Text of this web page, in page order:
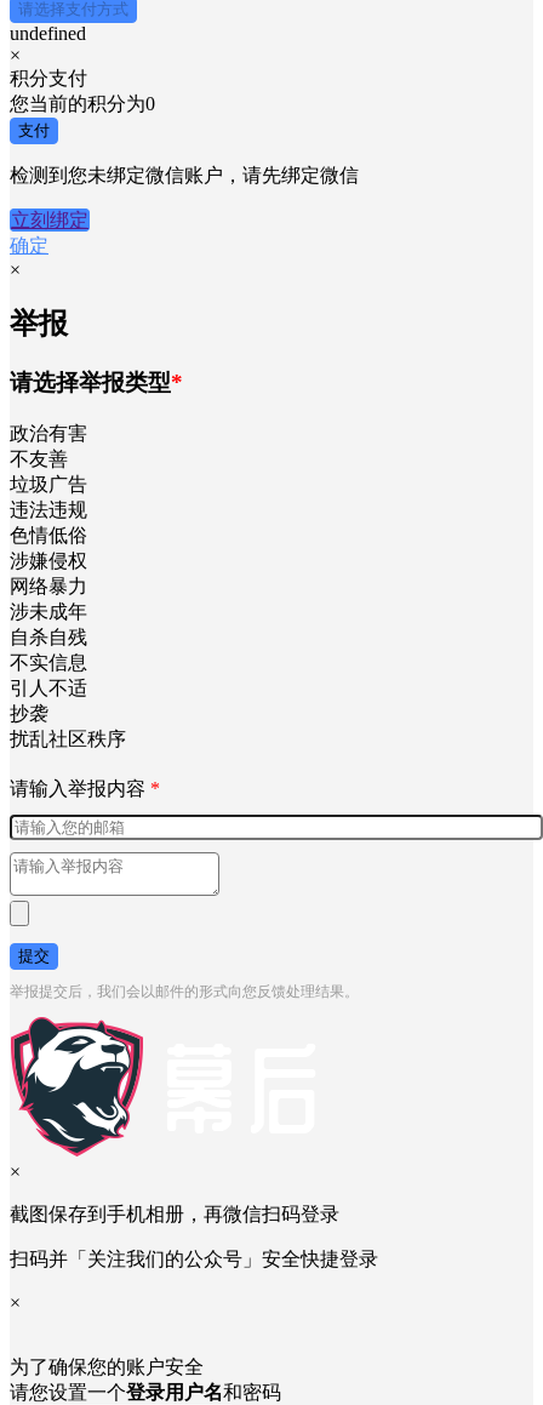
请选择支付方式
undefined
×
积分支付
您当前的积分为0
支付
检测到您未绑定微信账户，请先绑定微信
立刻绑定
确定
×
举报
请选择举报类型*
政治有害
不友善
垃圾广告
违法违规
色情低俗
涉嫌侵权
网络暴力
涉未成年
自杀自残
不实信息
引人不适
抄袭
扰乱社区秩序
请输入举报内容 *
提交
举报提交后，我们会以邮件的形式向您反馈处理结果。
×
截图保存到手机相册，再微信扫码登录
扫码并「关注我们的公众号」安全快捷登录
×
为了确保您的账户安全
请您设置一个登录用户名和密码